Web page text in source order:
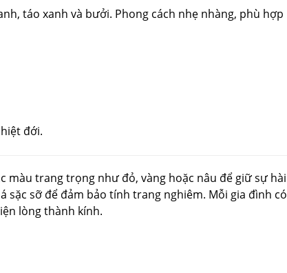
táo xanh và bưởi. Phong cách nhẹ nhàng, phù hợp
đới.
màu trang trọng như đỏ, vàng hoặc nâu để giữ sự hài
sặc sỡ để đảm bảo tính trang nghiêm. Mỗi gia đình có
lòng thành kính.